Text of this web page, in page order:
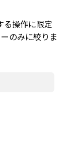
る操作に限定
のみに絞りま